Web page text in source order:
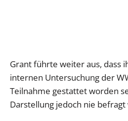
Grant führte weiter aus, dass
internen Untersuchung der
Teilnahme gestattet worden
Darstellung jedoch nie